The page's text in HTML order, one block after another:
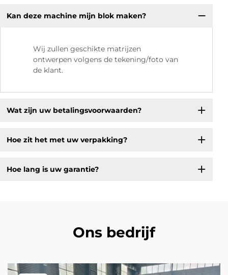
Kan deze machine mijn blok maken?
Wij zullen geschikte matrijzen
ontwerpen volgens de tekening/foto van
de klant.
Wat zijn uw betalingsvoorwaarden?
Hoe zit het met uw verpakking?
Hoe lang is uw garantie?
Ons bedrijf